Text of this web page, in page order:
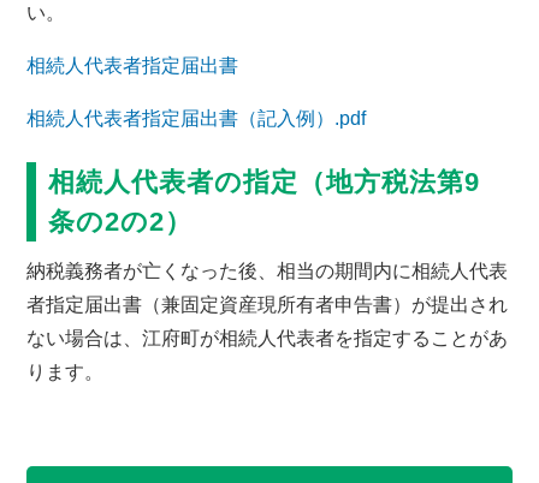
い。
相続人代表者指定届出書
相続人代表者指定届出書（記入例）.pdf
相続人代表者の指定（地方税法第9
条の2の2）
納税義務者が亡くなった後、相当の期間内に相続人代表
者指定届出書（兼固定資産現所有者申告書）が提出され
ない場合は、江府町が相続人代表者を指定することがあ
ります。